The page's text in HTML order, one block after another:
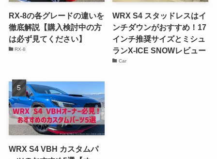
RX-8の各グレードの違いを
徹底解説【購入検討中の方
は必ず見てください】
RX-8
WRX S4 スタッドレスはイ
ンチダウンがおすすめ！17
インチ推奨サイズとミシュ
ランX-ICE SNOWレビュー
Car
WRX S4 VBH カスタムパ